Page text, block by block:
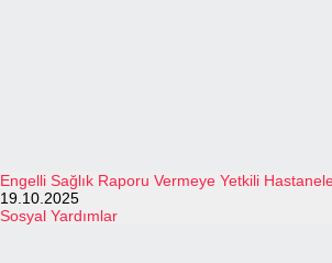
Engelli Sağlık Raporu Vermeye Yetkili
19.10.2025
Sosyal Yardımlar